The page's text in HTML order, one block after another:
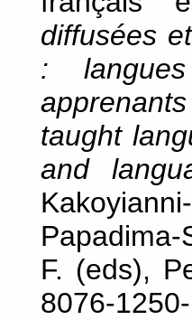
diffusées
:
taught
and
F. (eds),
8076-